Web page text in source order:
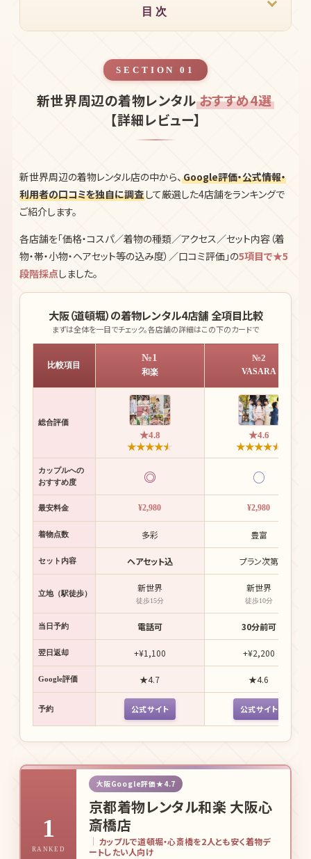
目次
SECTION 01
新世界周辺の着物レンタルおすすめ4選
【詳細レビュー】
新世界周辺の着物レンタル店の中から、Google評価・公式情報・
利用者の口コミを独自に調査して厳選した4店舗をランキングで
ご紹介します。
各店舗を「価格・コスパ／着物の種類／アクセス／セット内容（着
物・帯・小物・ヘアセット等の込み度）／口コミ評価」の5項目で★5
段階採点しました。
大阪（道頓堀）の着物レンタル4店舗 全項目比較
まずは全体を一目でチェック。各店舗の詳細はこの下のカードで
比較項目
№1
和楽
№2
VASARA
総合評価
★4.8
★★★★★
★4.6
★★★★★
カップルへの
おすすめ度
◎ ○
最安料金 ¥2,980 ¥2,980
着物点数 多彩 豊富
セット内容 ヘアセット込 プラン次第
立地（駅徒歩） 新世界
徒歩15分
新世界
徒歩10分
当日予約 電話可 30分前可
翌日返却 +¥1,100 +¥2,200
Google評価 ★4.7 ★4.6
予約 公式サイト 公式サイト
1
RANKED
大阪Google評価★4.7
京都着物レンタル和楽 大阪心
斎橋店
カップルで道頓堀・心斎橋を2人とも安く着物デ
ートしたい人向け